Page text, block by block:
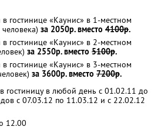
гостинице «Каунис» в 1-местном
за 2050р. вместо 4100р.
гостинице «Каунис» в 2-местном
за 2550р. вместо 5100р.
гостинице «Каунис» в 3-местном
за 3600р. вместо 7200р.
гостиницу в любой день с 01.02.11 до
с 07.03.12 по 11.03.12 и с 22.02.12
12.00